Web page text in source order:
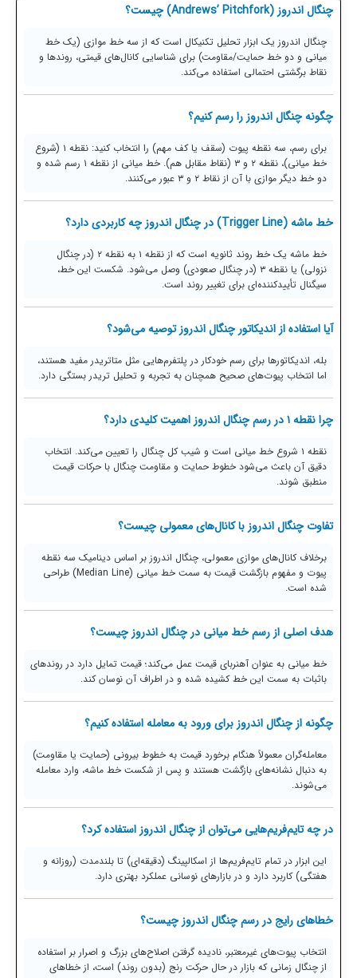
چنگال اندروز (Andrews’ Pitchfork) چیست؟
چنگال اندروز یک ابزار تحلیل تکنیکال است که از سه خط موازی (یک خط
میانی و دو خط حمایت/مقاومت) برای شناسایی کانال‌های قیمتی، روندها و
نقاط برگشتی احتمالی استفاده می‌کند.
چگونه چنگال اندروز را رسم کنیم؟
برای رسم، سه نقطه پیوت (سقف یا کف مهم) را انتخاب کنید: نقطه ۱ (شروع
خط میانی)، نقطه ۲ و ۳ (نقاط مقابل هم). خط میانی از نقطه ۱ رسم شده و
دو خط دیگر موازی با آن از نقاط ۲ و ۳ عبور می‌کنند.
خط ماشه (Trigger Line) در چنگال اندروز چه کاربردی دارد؟
خط ماشه یک خط روند ثانویه است که از نقطه ۱ به نقطه ۲ (در چنگال
نزولی) یا نقطه ۳ (در چنگال صعودی) وصل می‌شود. شکست این خط،
سیگنال تأییدکننده‌ای برای تغییر روند است.
آیا استفاده از اندیکاتور چنگال اندروز توصیه می‌شود؟
بله، اندیکاتورها برای رسم خودکار در پلتفرم‌هایی مثل متاتریدر مفید هستند،
اما انتخاب پیوت‌های صحیح همچنان به تجربه و تحلیل تریدر بستگی دارد.
چرا نقطه ۱ در رسم چنگال اندروز اهمیت کلیدی دارد؟
نقطه ۱ شروع خط میانی است و شیب کل چنگال را تعیین می‌کند. انتخاب
دقیق آن باعث می‌شود خطوط حمایت و مقاومت چنگال با حرکات قیمت
منطبق شوند.
تفاوت چنگال اندروز با کانال‌های معمولی چیست؟
برخلاف کانال‌های موازی معمولی، چنگال اندروز بر اساس دینامیک سه نقطه
پیوت و مفهوم بازگشت قیمت به سمت خط میانی (Median Line) طراحی
شده است.
هدف اصلی از رسم خط میانی در چنگال اندروز چیست؟
خط میانی به عنوان آهنربای قیمت عمل می‌کند؛ قیمت تمایل دارد در روندهای
باثبات به سمت این خط کشیده شده و در اطراف آن نوسان کند.
چگونه از چنگال اندروز برای ورود به معامله استفاده کنیم؟
معامله‌گران معمولاً هنگام برخورد قیمت به خطوط بیرونی (حمایت یا مقاومت)
به دنبال نشانه‌های بازگشت هستند و پس از شکست خط ماشه، وارد معامله
می‌شوند.
در چه تایم‌فریم‌هایی می‌توان از چنگال اندروز استفاده کرد؟
این ابزار در تمام تایم‌فریم‌ها از اسکالپینگ (دقیقه‌ای) تا بلندمدت (روزانه و
هفتگی) کاربرد دارد و در بازارهای نوسانی عملکرد بهتری دارد.
خطاهای رایج در رسم چنگال اندروز چیست؟
انتخاب پیوت‌های غیرمعتبر، نادیده گرفتن اصلاح‌های بزرگ و اصرار بر استفاده
از چنگال زمانی که بازار در حال حرکت رنج (بدون روند) است، از خطاهای